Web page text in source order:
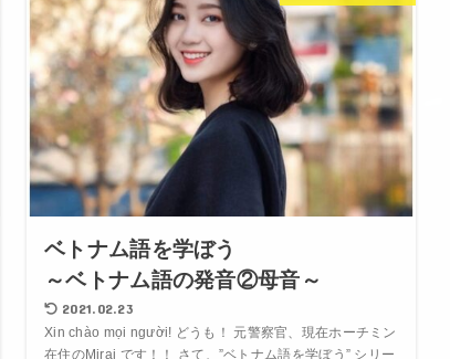
ベトナム語を学ぼう
～ベトナム語の発音②母音～
2021.02.23
Xin chào mọi người! どうも！ 元警察官、現在ホーチミン
在住のMirai です！！ さて、”ベトナム語を学ぼう” シリー